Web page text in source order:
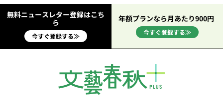
無料ニュースレター登録はこち
ら
今すぐ登録する≫
年額プランなら月あたり900円
今すぐ登録する≫